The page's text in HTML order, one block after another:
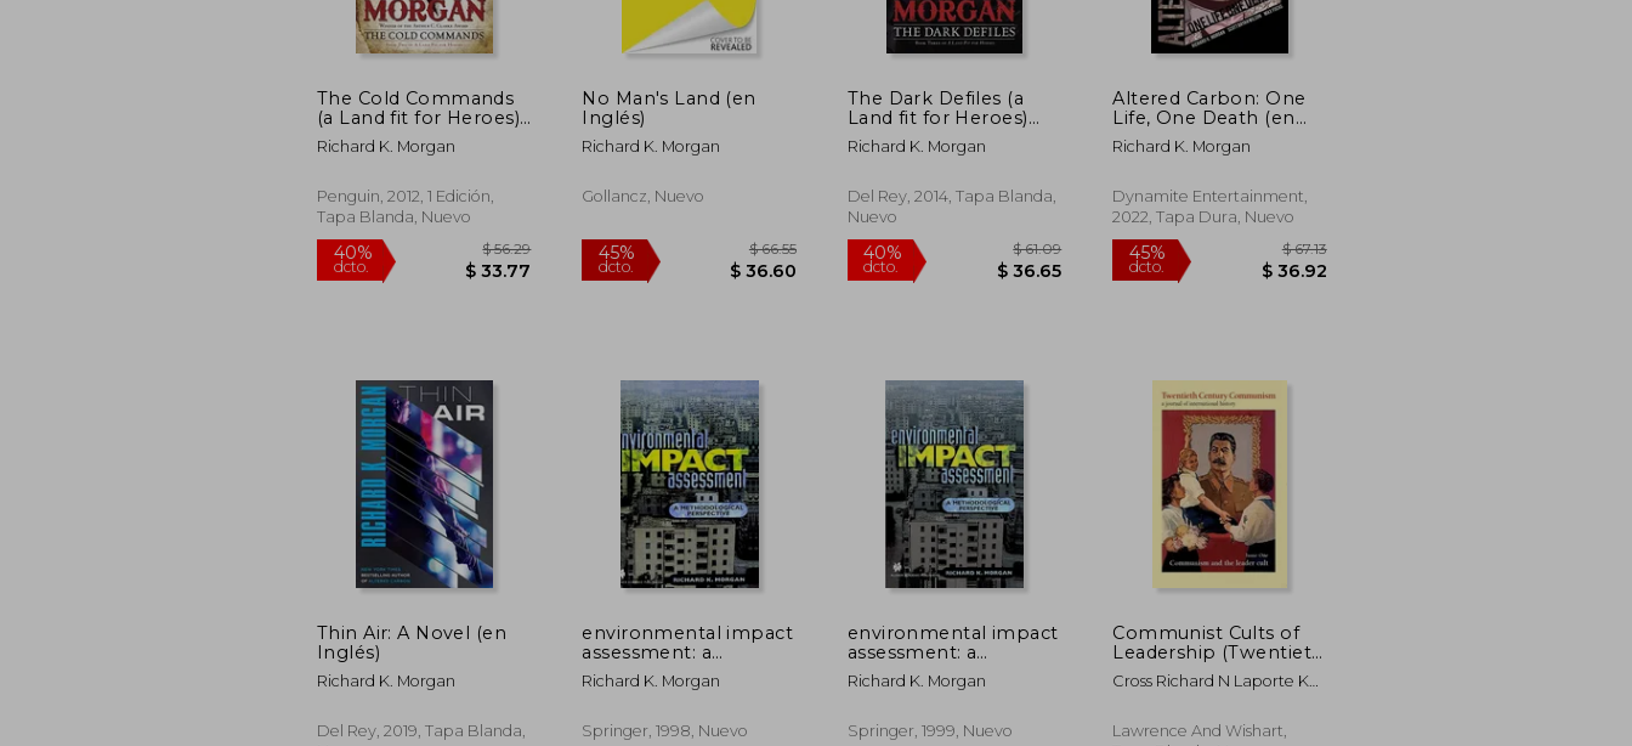
dcto. dcto. dcto. $ 17.60 dcto.
The Cold Commands
(a Land fit for Heroes)
(en Inglés)
Richard K. Morgan
Penguin, 2012, 1 Edición,
Tapa Blanda, Nuevo
40%
No Man's Land (en
Inglés)
Richard K. Morgan
Gollancz, Nuevo
45%
The Dark Defiles (a
Land fit for Heroes)
(en Inglés)
Richard K. Morgan
Del Rey, 2014, Tapa Blanda,
Nuevo
40% $ 61.09
Altered Carbon: One
Life, One Death (en
Inglés)
Richard K. Morgan
Dynamite Entertainment,
2022, Tapa Dura, Nuevo
45%
Thin Air: A Novel (en
Inglés)
Richard K. Morgan
Del Rey, 2019, Tapa Blanda,
environmental impact
assessment: a
methodological
approach (en Inglés)
Richard K. Morgan
Springer, 1998, Nuevo
environmental impact
assessment: a
methodological
approach (en Inglés)
Richard K. Morgan
Springer, 1999, Nuevo
Communist Cults of
Leadership (Twentieth
Century Communism:
A Journal of
(en Inglés)
Cross Richard N Laporte K
(Editors)
Lawrence And Wishart,